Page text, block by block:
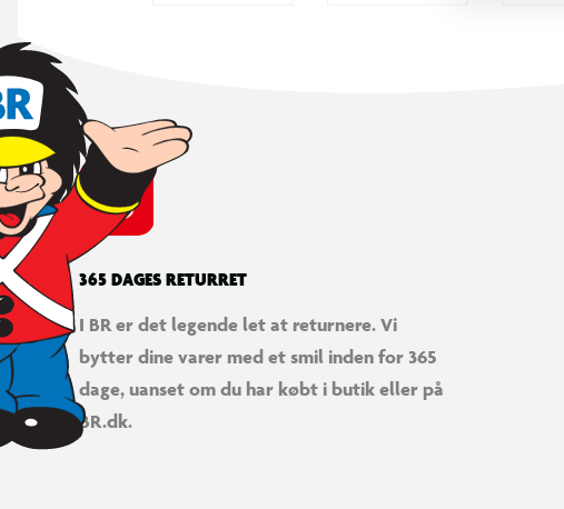
365 DAGES RETURRET
I BR er det legende let at returnere. Vi
bytter dine varer med et smil inden for 365
dage, uanset om du har købt i butik eller på
BR.dk.